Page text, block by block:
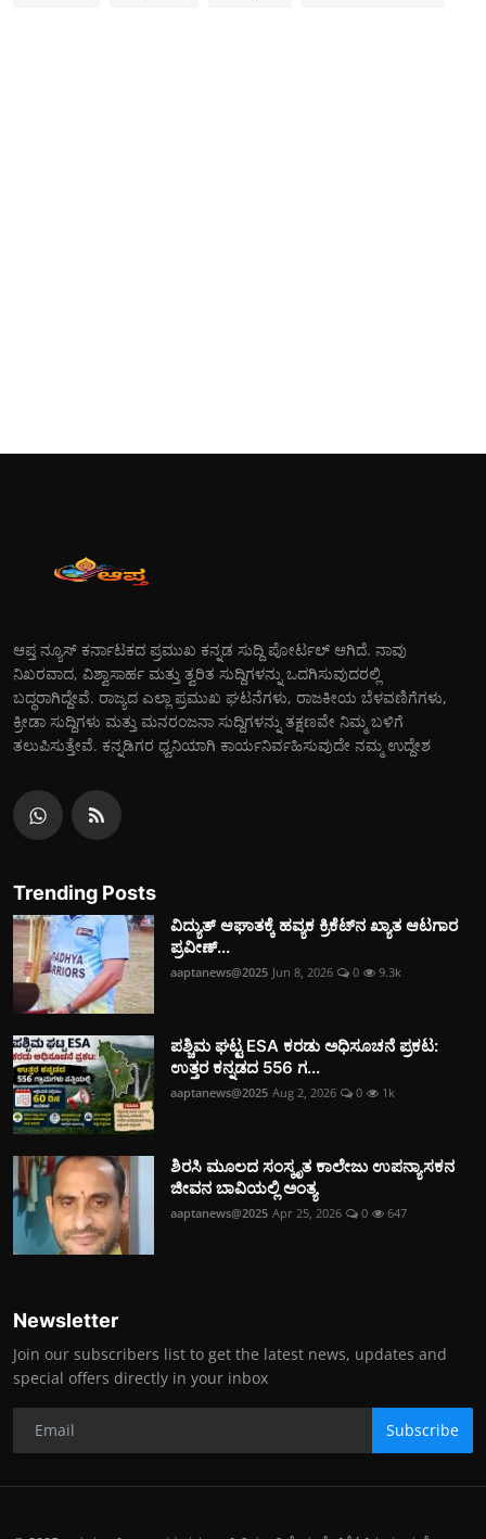
ಆಪ್ತ ನ್ಯೂಸ್ ಕರ್ನಾಟಕದ ಪ್ರಮುಖ ಕನ್ನಡ ಸುದ್ದಿ ಪೋರ್ಟಲ್ ಆಗಿದೆ. ನಾವು
ನಿಖರವಾದ, ವಿಶ್ವಾಸಾರ್ಹ ಮತ್ತು ತ್ವರಿತ ಸುದ್ದಿಗಳನ್ನು ಒದಗಿಸುವುದರಲ್ಲಿ
ಬದ್ಧರಾಗಿದ್ದೇವೆ. ರಾಜ್ಯದ ಎಲ್ಲಾ ಪ್ರಮುಖ ಘಟನೆಗಳು, ರಾಜಕೀಯ ಬೆಳವಣಿಗೆಗಳು,
ಕ್ರೀಡಾ ಸುದ್ದಿಗಳು ಮತ್ತು ಮನರಂಜನಾ ಸುದ್ದಿಗಳನ್ನು ತಕ್ಷಣವೇ ನಿಮ್ಮ ಬಳಿಗೆ
ತಲುಪಿಸುತ್ತೇವೆ. ಕನ್ನಡಿಗರ ಧ್ವನಿಯಾಗಿ ಕಾರ್ಯನಿರ್ವಹಿಸುವುದೇ ನಮ್ಮ ಉದ್ದೇಶ
Trending Posts
ವಿದ್ಯುತ್‌ ಆಘಾತಕ್ಕೆ ಹವ್ಯಕ ಕ್ರಿಕೆಟ್‌ನ ಖ್ಯಾತ ಆಟಗಾರ
ಪ್ರವೀಣ್...
aaptanews@2025 Jun 8, 2026 0 9.3k
ಪಶ್ಚಿಮ ಘಟ್ಟ ESA ಕರಡು ಅಧಿಸೂಚನೆ ಪ್ರಕಟ:
ಉತ್ತರ ಕನ್ನಡದ 556 ಗ...
aaptanews@2025 Aug 2, 2026 0 1k
ಶಿರಸಿ ಮೂಲದ ಸಂಸ್ಕೃತ ಕಾಲೇಜು ಉಪನ್ಯಾಸಕನ
ಜೀವನ ಬಾವಿಯಲ್ಲಿ ಅಂತ್ಯ
aaptanews@2025 Apr 25, 2026 0 647
Newsletter
Join our subscribers list to get the latest news, updates and
special offers directly in your inbox
Subscribe